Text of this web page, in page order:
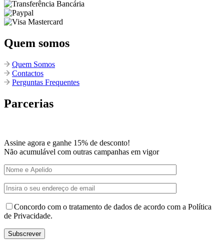
Quem somos
Quem Somos
Contactos
Perguntas Frequentes
Parcerias
Assine agora e ganhe 15% de desconto!
Não acumulável com outras campanhas em vigor
Concordo com o tratamento de dados de acordo com a Política
de Privacidade.